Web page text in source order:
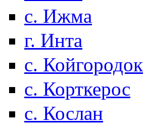
с. Ижма
г. Инта
с. Койгородок
с. Корткерос
с. Кослан